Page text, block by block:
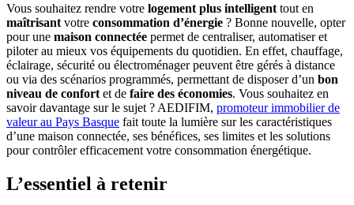
Vous souhaitez rendre votre logement plus intelligent tout en
maîtrisant votre consommation d’énergie ? Bonne nouvelle, opter
pour une maison connectée permet de centraliser, automatiser et
piloter au mieux vos équipements du quotidien. En effet, chauffage,
éclairage, sécurité ou électroménager peuvent être gérés à distance
ou via des scénarios programmés, permettant de disposer d’un bon
niveau de confort et de faire des économies. Vous souhaitez en
savoir davantage sur le sujet ? AEDIFIM, promoteur immobilier de
valeur au Pays Basque fait toute la lumière sur les caractéristiques
d’une maison connectée, ses bénéfices, ses limites et les solutions
pour contrôler efficacement votre consommation énergétique.
L’essentiel à retenir